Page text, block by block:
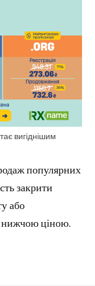
вигіднішим
популярних
закрити
або
нижчою ціною.